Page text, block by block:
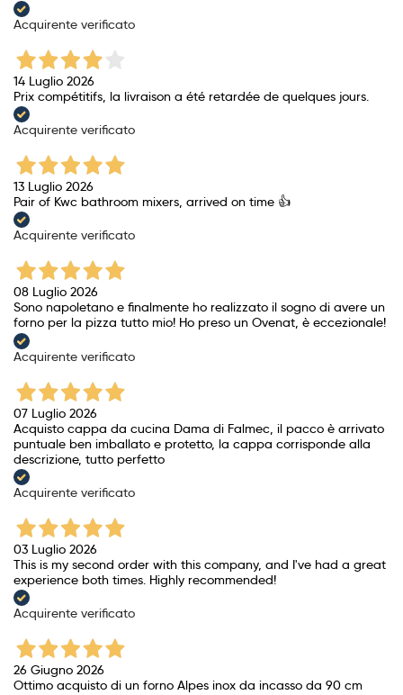
Acquirente verificato
14 Luglio 2026
Prix ​​compétitifs, la livraison a été retardée de quelques jours.
Acquirente verificato
13 Luglio 2026
Pair of Kwc bathroom mixers, arrived on time 👍
Acquirente verificato
08 Luglio 2026
Sono napoletano e finalmente ho realizzato il sogno di avere un
forno per la pizza tutto mio! Ho preso un Ovenat, è eccezionale!
Acquirente verificato
07 Luglio 2026
Acquisto cappa da cucina Dama di Falmec, il pacco è arrivato
puntuale ben imballato e protetto, la cappa corrisponde alla
descrizione, tutto perfetto
Acquirente verificato
03 Luglio 2026
This is my second order with this company, and I've had a great
experience both times. Highly recommended!
Acquirente verificato
26 Giugno 2026
Ottimo acquisto di un forno Alpes inox da incasso da 90 cm